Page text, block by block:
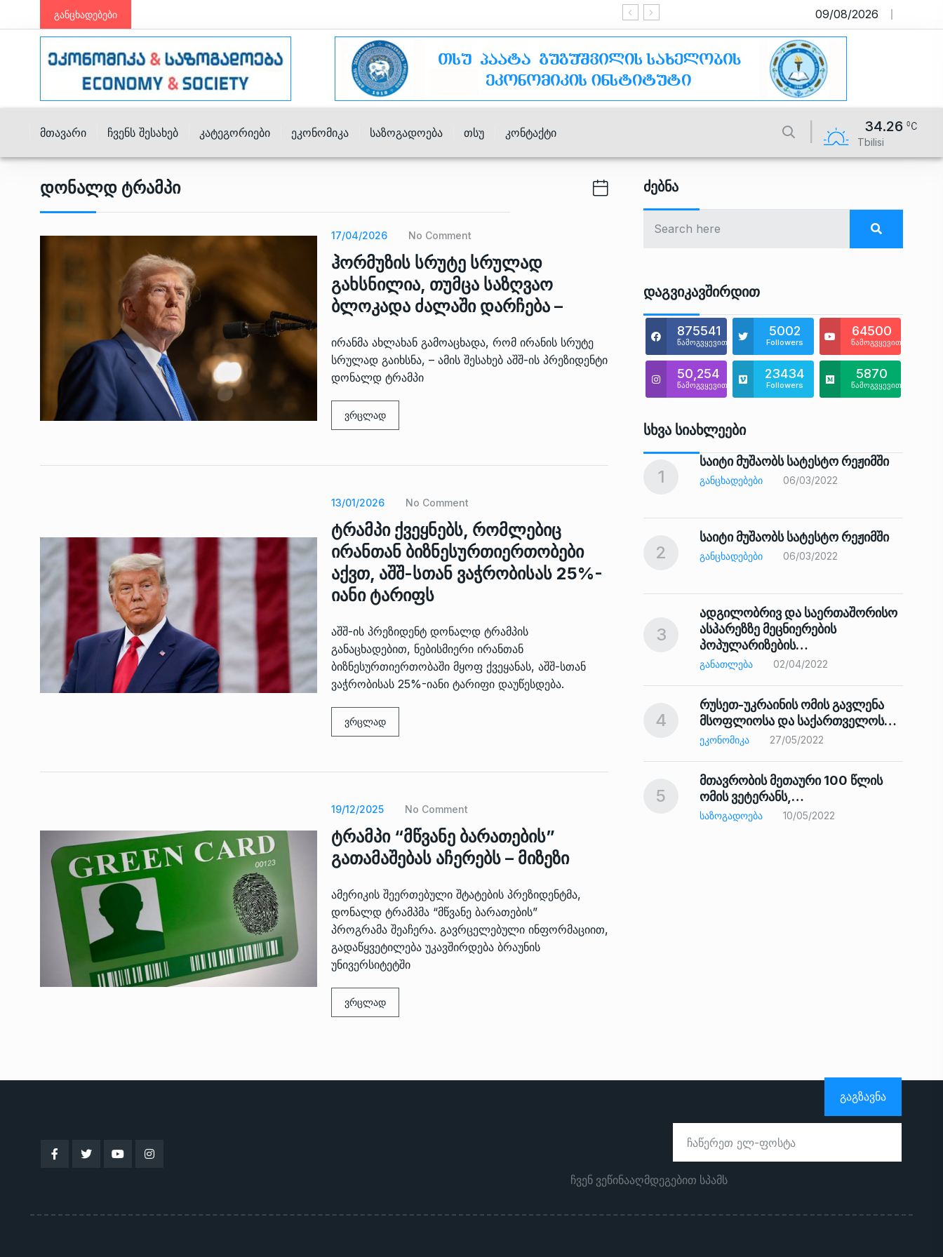
განცხადებები საიტი მუშაობს სატესტო რეჟიმში
09/08/2026
Მთავარი Ჩვენს Შესახებ Კატეგორიები Ეკონომიკა Საზოგადოება Თსუ Კონტაქტი 34.26
Tbilisi
Დონალდ Ტრამპი
17/04/2026 No Comment
ჰორმუზის სრუტე სრულად
გახსნილია, თუმცა საზღვაო
ბლოკადა ძალაში დარჩება –
ირანმა ახლახან გამოაცხადა, რომ ირანის სრუტე
სრულად გაიხსნა, – ამის შესახებ აშშ-ის პრეზიდენტი
დონალდ ტრამპი
ვრცლად
13/01/2026 No Comment
ტრამპი ქვეყნებს, რომლებიც
ირანთან ბიზნესურთიერთობები
აქვთ, აშშ-სთან ვაჭრობისას 25%-
იანი ტარიფს
აშშ-ის პრეზიდენტ დონალდ ტრამპის
განაცხადებით, ნებისმიერი ირანთან
ბიზნესურთიერთობაში მყოფ ქვეყანას, აშშ-სთან
ვაჭრობისას 25%-იანი ტარიფი დაუწესდება.
ვრცლად
19/12/2025 No Comment
ტრამპი “მწვანე ბარათების”
გათამაშებას აჩერებს – მიზეზი
ამერიკის შეერთებული შტატების პრეზიდენტმა,
დონალდ ტრამპმა “მწვანე ბარათების”
პროგრამა შეაჩერა. გავრცელებული ინფორმაციით,
გადაწყვეტილება უკავშირდება ბრაუნის
უნივერსიტეტში
ვრცლად
Ძებნა
Დაგვიკავშირდით
875541
წამოგვყევით
5002
Followers
64500
წამოგვყევით
50,254
წამოგვყევით
23434
Followers
5870
წამოგვყევით
Სხვა Სიახლეები
7
გოგიტა თოდრაძე საქართველოს
სტატისტიკის ეროვნული
სამსახურის…
10/05/2022
8
საქართველოს რკინიგზის
გენერალურმა დირექტორმა შუა
დერეფნის…
ᲔᲙᲝᲜᲝᲛᲘᲙᲐ 11/05/2022
თბილისის ზაქარია ფალიაშვილის
ᲙᲣᲚᲢᲣᲠᲐ 13/05/2022
10
თბილისის ზაქარია ფალიაშვილის
სახელობის ოპერისა და
ბალეტის…
ᲙᲣᲚᲢᲣᲠᲐ 13/05/2022
12
აბაშის მუნიციპალიტეტი
ᲠᲔᲒᲘᲝᲜᲔᲑᲘ 13/05/2022
13
მარაგი დღეისათვის გვაქვს
საკმარისზე მეტი, თუმცა…
ᲔᲙᲝᲜᲝᲛᲘᲙᲐ 13/05/2022
15
ღარიბაშვილმა ახლად
რეაბილიტირებული ოზურგეთის…
ᲒᲐᲜᲐᲗᲚᲔᲑᲐ 15/05/2022
1
საიტი მუშაობს სატესტო რეჟიმში
ᲒᲐᲜᲪᲮᲐᲓᲔᲑᲔᲑᲘ 06/03/2022
2
საიტი მუშაობს სატესტო რეჟიმში
ᲒᲐᲜᲪᲮᲐᲓᲔᲑᲔᲑᲘ 06/03/2022
3
ადგილობრივ და საერთაშორისო
ასპარეზზე მეცნიერების
პოპულარიზების…
ᲒᲐᲜᲐᲗᲚᲔᲑᲐ 02/04/2022
4
რუსეთ-უკრაინის ომის გავლენა
მსოფლიოსა და საქართველოს…
ᲔᲙᲝᲜᲝᲛᲘᲙᲐ 27/05/2022
5
მთავრობის მეთაური 100 წლის
ომის ვეტერანს,…
ᲡᲐᲖᲝᲒᲐᲓᲝᲔᲑᲐ 10/05/2022
ᲒᲐᲒᲖᲐᲕᲜᲐ
ჩვენ ვეწინააღმდეგებით სპამს